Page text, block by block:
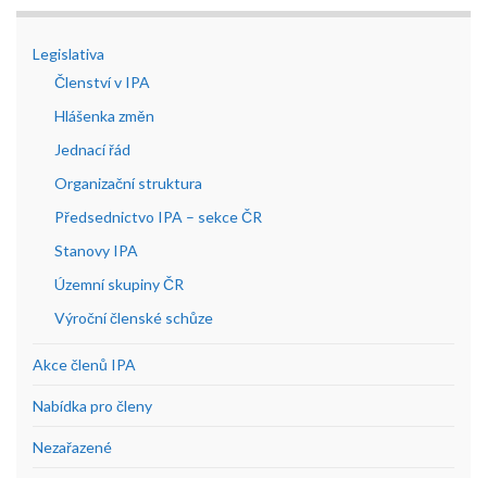
Legislativa
Členství v IPA
Hlášenka změn
Jednací řád
Organizační struktura
Předsednictvo IPA – sekce ČR
Stanovy IPA
Územní skupiny ČR
Výroční členské schůze
Akce členů IPA
Nabídka pro členy
Nezařazené